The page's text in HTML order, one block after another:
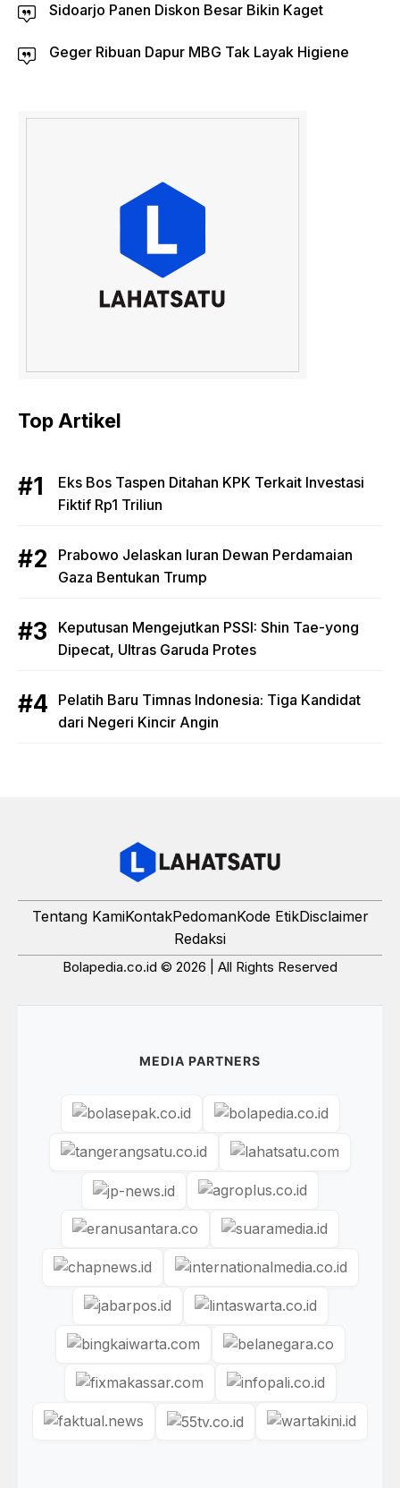
Sidoarjo Panen Diskon Besar Bikin Kaget
Geger Ribuan Dapur MBG Tak Layak Higiene
Top Artikel
Eks Bos Taspen Ditahan KPK Terkait Investasi
Fiktif Rp1 Triliun
Prabowo Jelaskan Iuran Dewan Perdamaian
Gaza Bentukan Trump
Keputusan Mengejutkan PSSI: Shin Tae-yong
Dipecat, Ultras Garuda Protes
Pelatih Baru Timnas Indonesia: Tiga Kandidat
dari Negeri Kincir Angin
Tentang KamiKontakPedomanKode EtikDisclaimer
Redaksi
Bolapedia.co.id © 2026 | All Rights Reserved
MEDIA PARTNERS